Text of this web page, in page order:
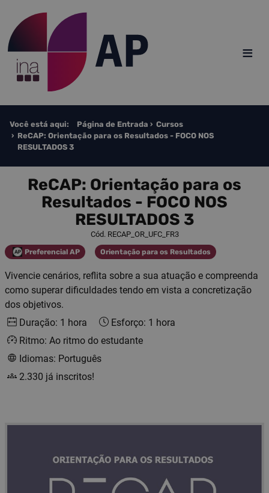
≡
Você está aqui: Página de Entrada
Cursos
ReCAP: Orientação para os Resultados​​​​ - FOCO NOS
RESULTADOS 3
ReCAP: Orientação para os
Resultados​​​​ - FOCO NOS
RESULTADOS 3
Cód. RECAP_OR_UFC_FR3
Categoria
Preferencial AP Categoria
Orientação para os Resultados
Vivencie cenários, reflita sobre a sua atuação e compreenda
como superar dificuldades tendo em vista a concretização
dos objetivos.
Duração: 1 hora
Esforço: 1 hora
Ritmo: Ao ritmo do estudante
Idiomas: Português
2.330 já inscritos!